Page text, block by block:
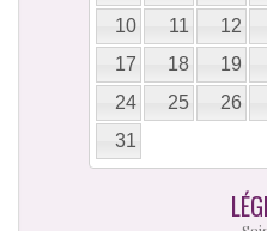
10
11 12
17
18 19
24
25 26
31